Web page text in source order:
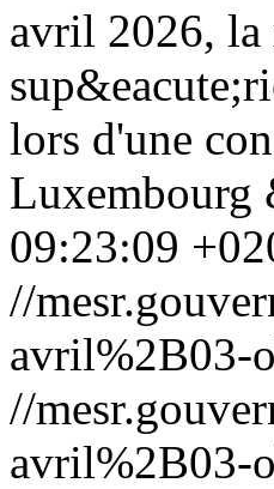
avril 2026, la
lors d'une
Luxembourg
09:23:09
//
avril%2B03-
//
avril%2B03-